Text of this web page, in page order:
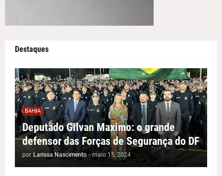
Destaques
BAHIA
Deputado Gilvan Maximo: o grande
defensor das Forças de Segurança do DF
por Larissa Nascimento - maio 15, 2024